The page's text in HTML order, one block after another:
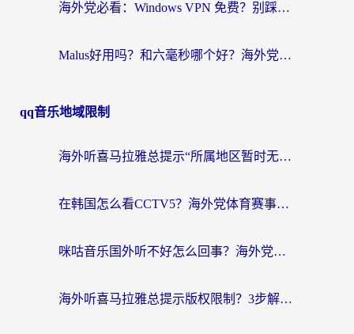
海外党必看：Windows VPN 免费？别踩坑！教你选对好用的国内加速器无缝回国
Malus好用吗？和六毫秒哪个好？海外党选回国加速器的避坑指南
qq音乐地域限制
海外听喜马拉雅总提示“所属地区暂时无版权”？这个限制解除方法亲测有效！
在韩国怎么看CCTV5？海外党体育赛事+中文解说观看终极指南
咪咕音乐国外听不好怎么回事？海外党听歌自由的终极解决方案来了
海外听喜马拉雅总提示版权限制？3步解决+2个音乐平台问题全攻略